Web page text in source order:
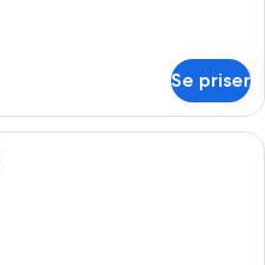
Se priser
Ett hotellrum med en stor säng, ett